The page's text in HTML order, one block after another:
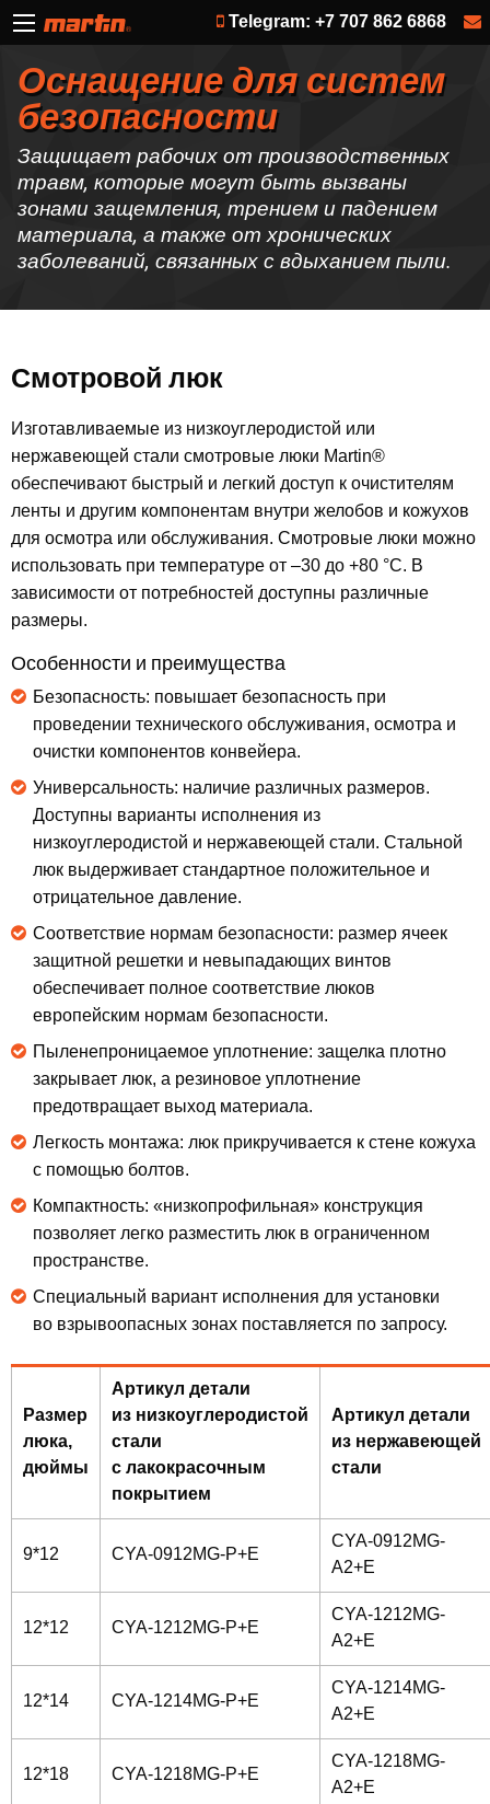
Telegram: +7 707 862 6868
Оснащение для систем
безопасности
Защищает рабочих от производственных
травм, которые могут быть вызваны
зонами защемления, трением и падением
материала, а также от хронических
заболеваний, связанных с вдыханием пыли.
Смотровой люк
Изготавливаемые из низкоуглеродистой или
нержавеющей стали смотровые люки Martin®
обеспечивают быстрый и легкий доступ к очистителям
ленты и другим компонентам внутри желобов и кожухов
для осмотра или обслуживания. Смотровые люки можно
использовать при температуре от –30 до +80 °C. В
зависимости от потребностей доступны различные
размеры.
Особенности и преимущества
Безопасность: повышает безопасность при
проведении технического обслуживания, осмотра и
очистки компонентов конвейера.
Универсальность: наличие различных размеров.
Доступны варианты исполнения из
низкоуглеродистой и нержавеющей стали. Стальной
люк выдерживает стандартное положительное и
отрицательное давление.
Соответствие нормам безопасности: размер ячеек
защитной решетки и невыпадающих винтов
обеспечивает полное соответствие люков
европейским нормам безопасности.
Пыленепроницаемое уплотнение: защелка плотно
закрывает люк, а резиновое уплотнение
предотвращает выход материала.
Легкость монтажа: люк прикручивается к стене кожуха
с помощью болтов.
Компактность: «низкопрофильная» конструкция
позволяет легко разместить люк в ограниченном
пространстве.
Специальный вариант исполнения для установки
во взрывоопасных зонах поставляется по запросу.
Размер
люка,
дюймы
Артикул детали
из низкоуглеродистой
стали
с лакокрасочным
покрытием
Артикул детали
из нержавеющей
стали
9*12 CYA-0912MG-P+E
CYA-0912MG-
A2+E
12*12 CYA-1212MG-P+E
CYA-1212MG-
A2+E
12*14 CYA-1214MG-P+E
CYA-1214MG-
A2+E
12*18 CYA-1218MG-P+E
CYA-1218MG-
A2+E